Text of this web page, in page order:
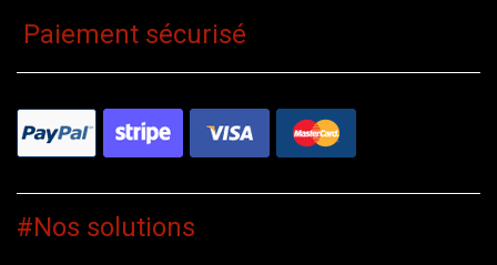
Paiement sécurisé
#Nos solutions